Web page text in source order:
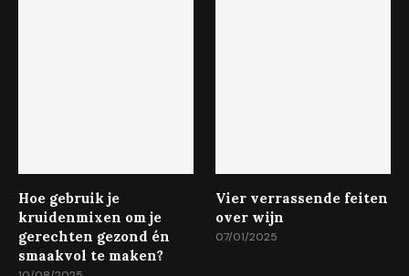
Hoe gebruik je
kruidenmixen om je
gerechten gezond én
smaakvol te maken?
Vier verrassende feiten
over wijn
07/01/2025